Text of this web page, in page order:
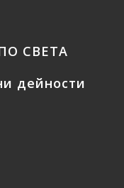
СВЕТА
дейности